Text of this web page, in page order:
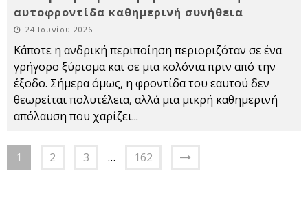
αυτοφροντίδα καθημερινή συνήθεια
24 Ιουνίου 2026
Κάποτε η ανδρική περιποίηση περιοριζόταν σε ένα
γρήγορο ξύρισμα και σε μια κολόνια πριν από την
έξοδο. Σήμερα όμως, η φροντίδα του εαυτού δεν
θεωρείται πολυτέλεια, αλλά μια μικρή καθημερινή
απόλαυση που χαρίζει...
1 2 3 … 162